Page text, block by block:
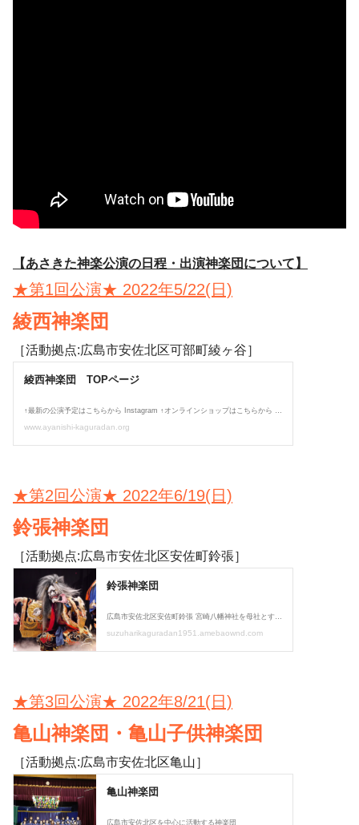
【あさきた神楽公演の日程・出演神楽団について】
★第1回公演★ 2022年5/22(日)
綾西神楽団
［活動拠点:広島市安佐北区可部町綾ヶ谷］
★第2回公演★ 2022年6/19(日)
鈴張神楽団
［活動拠点:広島市安佐北区安佐町鈴張］
★第3回公演★ 2022年8/21(日)
亀山神楽団・亀山子供神楽団
［活動拠点:広島市安佐北区亀山］